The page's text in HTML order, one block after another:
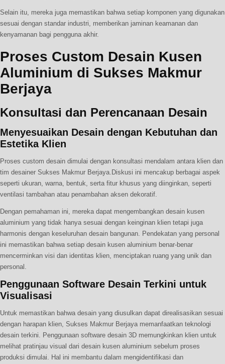
Selain itu, mereka juga memastikan bahwa setiap komponen yang digunakan
sesuai dengan standar industri, memberikan jaminan keamanan dan
kenyamanan bagi pengguna akhir.
Proses Custom Desain Kusen
Aluminium di Sukses Makmur
Berjaya
Konsultasi dan Perencanaan Desain
Menyesuaikan Desain dengan Kebutuhan dan
Estetika Klien
Proses custom desain dimulai dengan konsultasi mendalam antara klien dan
tim desainer Sukses Makmur Berjaya.Diskusi ini mencakup berbagai aspek
seperti ukuran, warna, bentuk, serta fitur khusus yang diinginkan, seperti
ventilasi tambahan atau penambahan aksen dekoratif.
Dengan pemahaman ini, mereka dapat mengembangkan desain kusen
aluminium yang tidak hanya sesuai dengan keinginan klien tetapi juga
harmonis dengan keseluruhan desain bangunan. Pendekatan yang personal
ini memastikan bahwa setiap desain kusen aluminium benar-benar
mencerminkan visi dan identitas klien, menciptakan ruang yang unik dan
personal.
Penggunaan Software Desain Terkini untuk
Visualisasi
Untuk memastikan bahwa desain yang diusulkan dapat direalisasikan sesuai
dengan harapan klien, Sukses Makmur Berjaya memanfaatkan teknologi
desain terkini. Penggunaan software desain 3D memungkinkan klien untuk
melihat pratinjau visual dari desain kusen aluminium sebelum proses
produksi dimulai. Hal ini membantu dalam mengidentifikasi dan